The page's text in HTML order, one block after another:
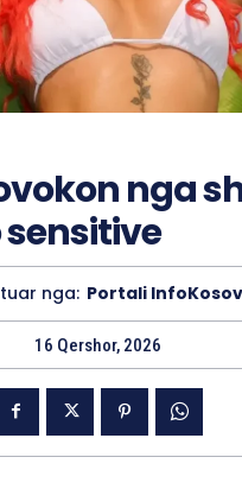
nga
nga: Portali
16 Qershor, 2026